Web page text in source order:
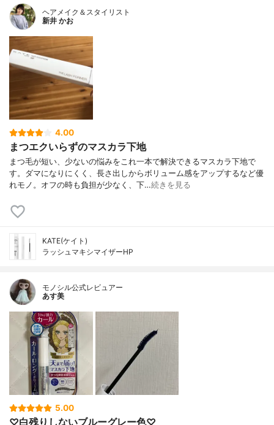
ヘアメイク＆スタイリスト
新井 かお
4.00
まつエクいらずのマスカラ下地
まつ毛が短い、少ないの悩みをこれ一本で解決できるマスカラ下地で
す。ダマになりにくく、長さ出しからボリューム感をアップするなど優
れモノ。オフの時も負担が少なく、下…続きを見る
KATE(ケイト)
ラッシュマキシマイザーHP
モノシル公式レビュアー
あす美
5.00
♡白残りしないブルーグレー色♡